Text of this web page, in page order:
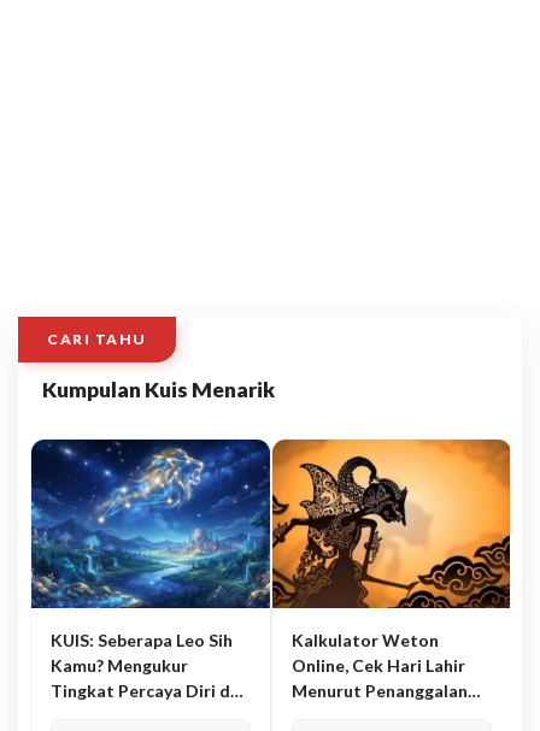
CARI TAHU
Kumpulan Kuis Menarik
KUIS: Seberapa Leo Sih
Kamu? Mengukur
Tingkat Percaya Diri dan
Kalkulator Weton
Online, Cek Hari Lahir
Menurut Penanggalan